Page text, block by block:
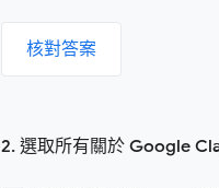
核對答案
2. 選取所有關於 Google